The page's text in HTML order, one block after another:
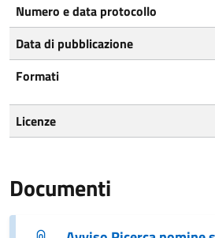
Numero e data protocollo
Data di pubblicazione
Formati
Licenze
Documenti